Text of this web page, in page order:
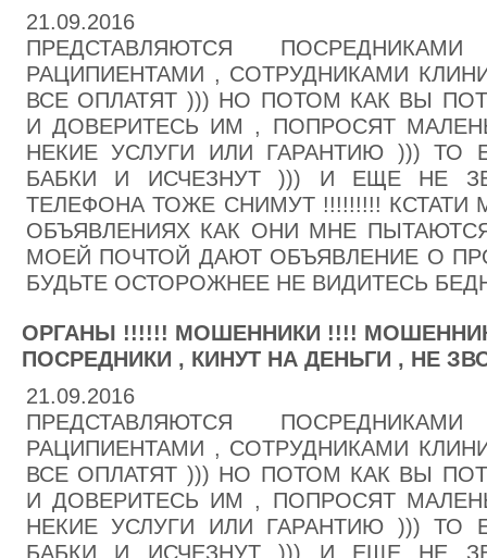
21.09.2016
ПРЕДСТАВЛЯЮТСЯ
РАЦИПИЕНТАМИ , СОТРУДНИКАМИ
ВСЕ ОПЛАТЯТ ))) НО ПОТОМ КАК ВЫ
И ДОВЕРИТЕСЬ ИМ , ПОПРОСЯТ
НЕКИЕ УСЛУГИ ИЛИ ГАРАНТИЮ ))) ТО
БАБКИ И ИСЧЕЗНУТ ))) И ЕЩЕ НЕ
ТЕЛЕФОНА ТОЖЕ СНИМУТ !!!!!!!!!
ОБЪЯВЛЕНИЯХ КАК ОНИ МНЕ
МОЕЙ ПОЧТОЙ ДАЮТ ОБЪЯВЛЕНИЕ О
БУДЬТЕ ОСТОРОЖНЕЕ НЕ ВИДИТЕСЬ
ОРГАНЫ !!!!!! МОШЕННИКИ !!!!
ПОСРЕДНИКИ , КИНУТ НА ДЕНЬГИ , НЕ
21.09.2016
ПРЕДСТАВЛЯЮТСЯ
РАЦИПИЕНТАМИ , СОТРУДНИКАМИ
ВСЕ ОПЛАТЯТ ))) НО ПОТОМ КАК ВЫ
И ДОВЕРИТЕСЬ ИМ , ПОПРОСЯТ
НЕКИЕ УСЛУГИ ИЛИ ГАРАНТИЮ ))) ТО
БАБКИ И ИСЧЕЗНУТ ))) И ЕЩЕ НЕ